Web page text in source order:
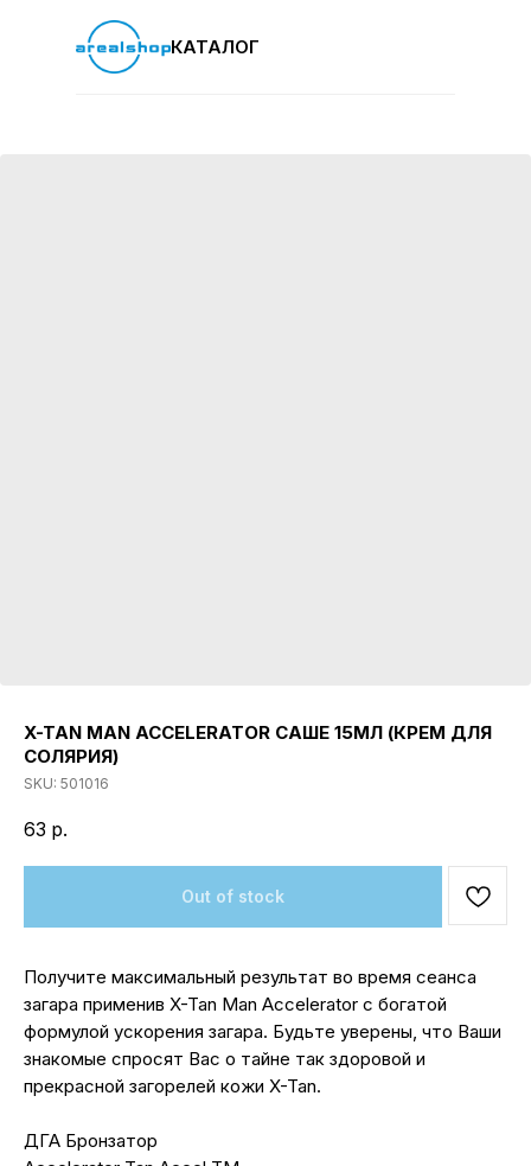
КАТАЛОГ
X-TAN MAN ACCELERATOR САШЕ 15МЛ (КРЕМ ДЛЯ
СОЛЯРИЯ)
SKU: 501016
63 р.
Out of stock
Получите максимальный результат во время сеанса
загара применив X-Tan Man Accelerator с богатой
формулой ускорения загара. Будьте уверены, что Ваши
знакомые спросят Вас о тайне так здоровой и
прекрасной загорелей кожи X-Tan.
ДГА Бронзатор